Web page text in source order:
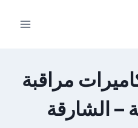
مراقبة
– الشارقة